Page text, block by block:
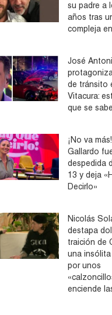
su padre a
años tras
compleja
José
de tránsito
Vitacura:
que se sabe
¡No va
Gallardo
despedida
13 y deja
Decirlo»
Nicolás
destapa
traición de
una
por unos
enciende